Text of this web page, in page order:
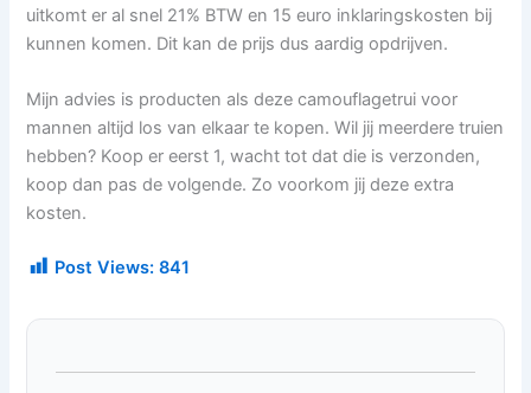
uitkomt er al snel 21% BTW en 15 euro inklaringskosten bij
kunnen komen. Dit kan de prijs dus aardig opdrijven.
Mijn advies is producten als deze camouflagetrui voor
mannen altijd los van elkaar te kopen. Wil jij meerdere truien
hebben? Koop er eerst 1, wacht tot dat die is verzonden,
koop dan pas de volgende. Zo voorkom jij deze extra
kosten.
Post Views: 841